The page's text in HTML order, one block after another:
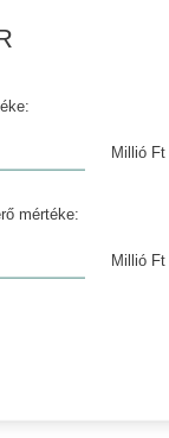
Millió Ft
mértéke:
Millió Ft